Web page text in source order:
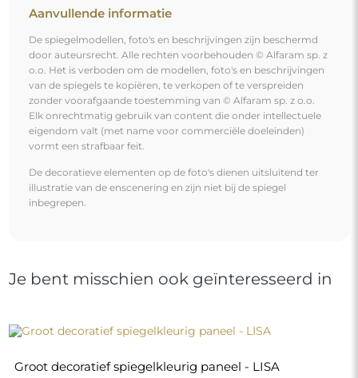
Aanvullende informatie
De spiegelmodellen, foto's en beschrijvingen zijn beschermd
door auteursrecht. Alle rechten voorbehouden © Alfaram sp. z
o.o. Het is verboden om de modellen, foto's en beschrijvingen
van de spiegels te kopiëren, te verkopen of te verspreiden
zonder voorafgaande toestemming van © Alfaram sp. z o.o.
Elk onrechtmatig gebruik van content die onder intellectuele
eigendom valt (met name voor commerciële doeleinden)
vormt een strafbaar feit.
De decoratieve elementen op de foto's dienen uitsluitend ter
illustratie van de enscenering en zijn niet bij de spiegel
inbegrepen.
Je bent misschien ook geïnteresseerd in
Groot decoratief spiegelkleurig paneel - LISA